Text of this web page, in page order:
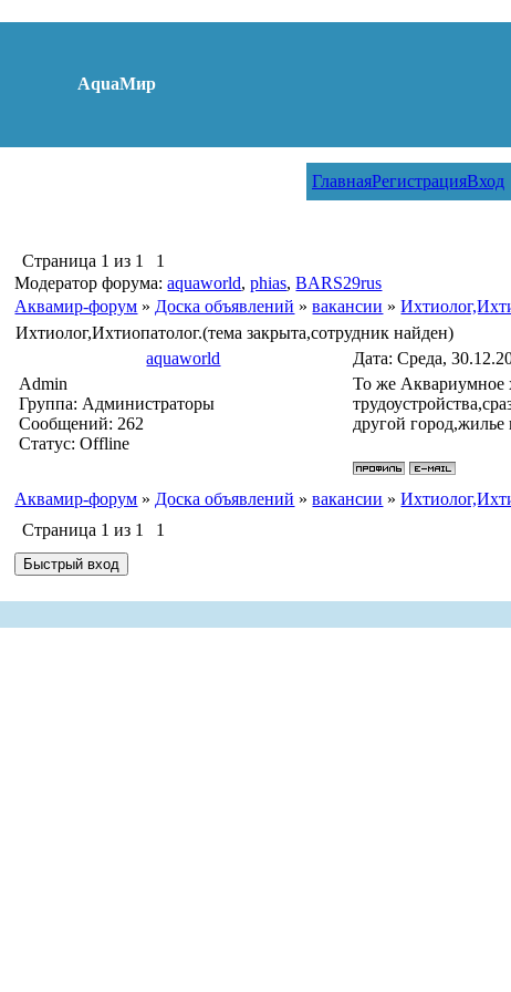
AquaМир
ГлавнаяРегистрацияВход
Страница 1 из 1
1
Модератор форума:aquaworld,phias,BARS29rus
Аквамир-форум » Доска объявлений » вакансии »
Ихтиолог,Ихтиопатолог.(тема закрыта,сотрудник найден)
aquaworld
Дата: Среда,
Admin
Группа: Администраторы
Сообщений: 262
Статус:Offline
То же Аквариумное
другой город,жилье
Аквамир-форум » Доска объявлений » вакансии »
Страница 1 из 1
1